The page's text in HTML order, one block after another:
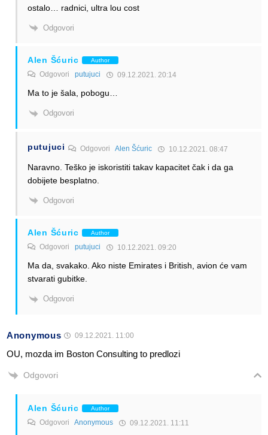
ostalo… radnici, ultra lou cost
Odgovori
Alen Šćuric Author
Odgovori putujuci 09.12.2021. 20:14
Ma to je šala, pobogu…
Odgovori
putujuci Odgovori Alen Šćuric 10.12.2021. 08:47
Naravno. Teško je iskoristiti takav kapacitet čak i da ga
dobijete besplatno.
Odgovori
Alen Šćuric Author
Odgovori putujuci 10.12.2021. 09:20
Ma da, svakako. Ako niste Emirates i British, avion će vam
stvarati gubitke.
Odgovori
Anonymous 09.12.2021. 11:00
OU, mozda im Boston Consulting to predlozi
Odgovori
Alen Šćuric Author
Odgovori Anonymous 09.12.2021. 11:11